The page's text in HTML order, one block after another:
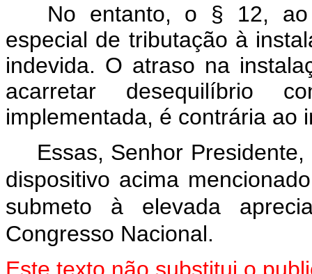
No entanto, o § 12, ao
especial de tributação à
indevida. O atraso na
acarretar desequilíbrio
implementada, é contrária ao
Essas, Senhor
dispositivo acima
submeto à elevada
Congresso Nacional.
Este texto não substitui o